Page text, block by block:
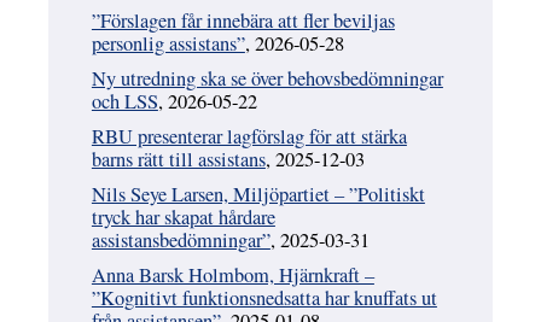
”Förslagen får innebära att fler beviljas
personlig assistans”, 2026-05-28
Ny utredning ska se över behovsbedömningar
och LSS, 2026-05-22
RBU presenterar lagförslag för att stärka
barns rätt till assistans, 2025-12-03
Nils Seye Larsen, Miljöpartiet – ”Politiskt
tryck har skapat hårdare
assistansbedömningar”, 2025-03-31
Anna Barsk Holmbom, Hjärnkraft –
”Kognitivt funktionsnedsatta har knuffats ut